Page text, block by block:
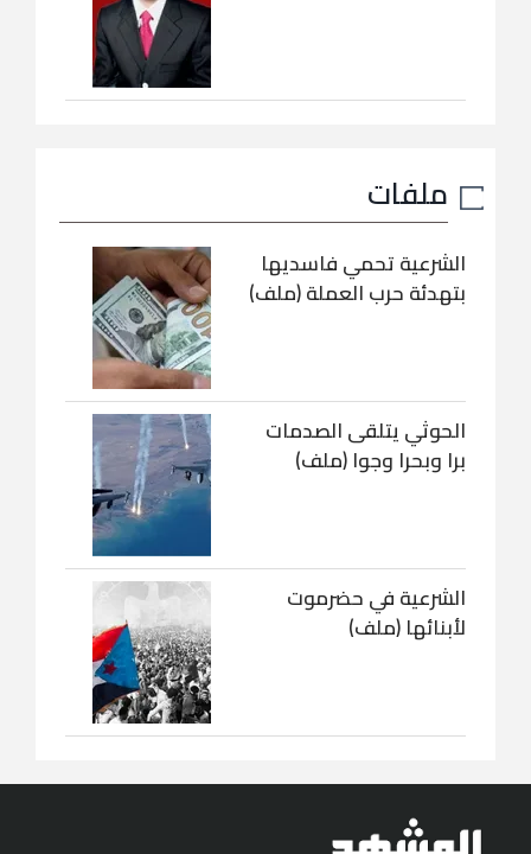
ملفات
الشرعية تحمي فاسديها
بتهدئة حرب العملة (ملف)
الحوثي يتلقى الصدمات
برا وبحرا وجوا (ملف)
الشرعية في حضرموت
لأبنائها (ملف)